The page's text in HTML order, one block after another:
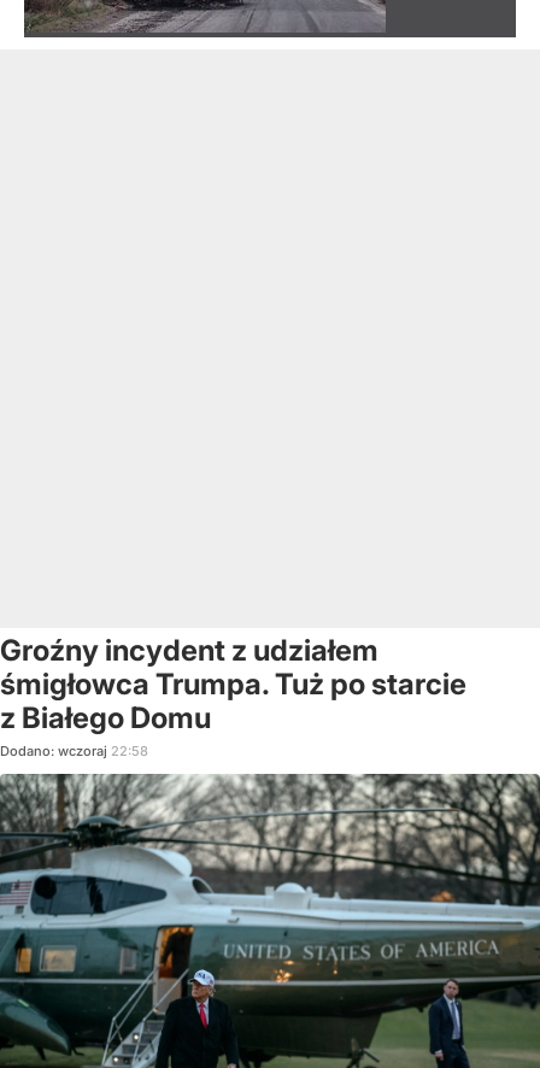
Groźny incydent z udziałem
śmigłowca Trumpa. Tuż po starcie
z Białego Domu
Dodano: wczoraj 22:58